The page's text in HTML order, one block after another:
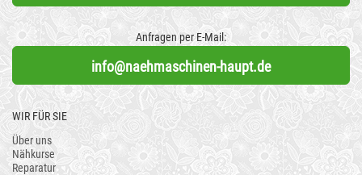
Anfragen per E-Mail:
info@naehmaschinen-haupt.de
WIR FÜR SIE
Über uns
Nähkurse
Reparatur